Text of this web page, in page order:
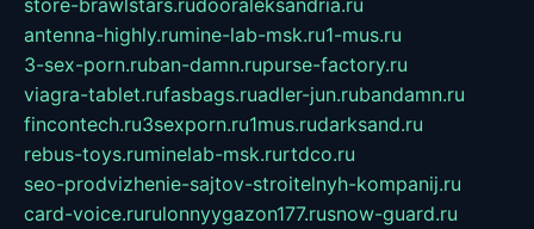
antenna-highly.rumine-lab-msk.ru1-mus.ru
3-sex-porn.ruban-damn.rupurse-factory.ru
viagra-tablet.rufasbags.ruadler-jun.rubandamn.ru
fincontech.ru3sexporn.ru1mus.rudarksand.ru
rebus-toys.ruminelab-msk.rurtdco.ru
seo-prodvizhenie-sajtov-stroitelnyh-kompanij.ru
card-voice.rurulonnyygazon177.rusnow-guard.ru